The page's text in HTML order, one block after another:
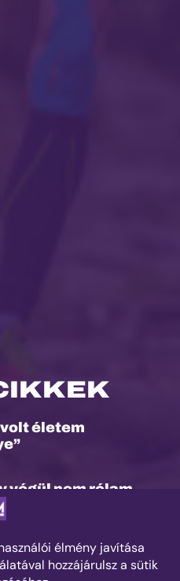
életem
végül nem rólam
törheti meg a
izgalmas verseny